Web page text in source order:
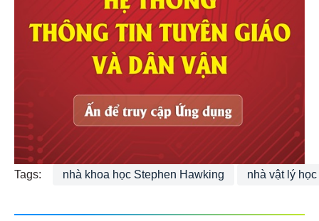
Tags: nhà khoa học Stephen Hawking nhà vật lý học